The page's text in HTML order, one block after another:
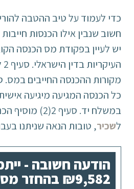
כדי לעמוד על טיב ההטבה
חשוב שנבין אילו הכנסות
יש לעיין בפקודת מס הכנסה
כל הכנסה המגיעה מיגיעה
במשלח יד. סעיף
לשכיר, טובות הנאה שניתנו
הודעה חשובה -
₪9,582 בהחזר מס!